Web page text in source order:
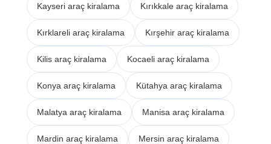
Kayseri araç kiralama Kırıkkale araç kiralama
Kırklareli araç kiralama Kırşehir araç kiralama
Kilis araç kiralama Kocaeli araç kiralama
Konya araç kiralama Kütahya araç kiralama
Malatya araç kiralama Manisa araç kiralama
Mardin araç kiralama Mersin araç kiralama